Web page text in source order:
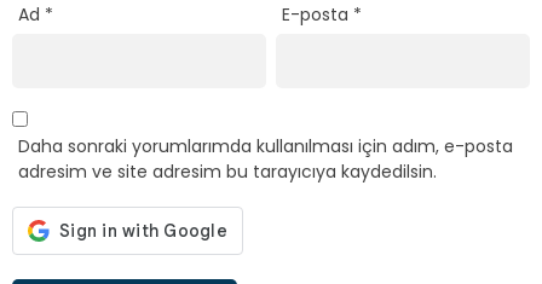
Ad * E-posta *
Daha sonraki yorumlarımda kullanılması için adım, e-posta
adresim ve site adresim bu tarayıcıya kaydedilsin.